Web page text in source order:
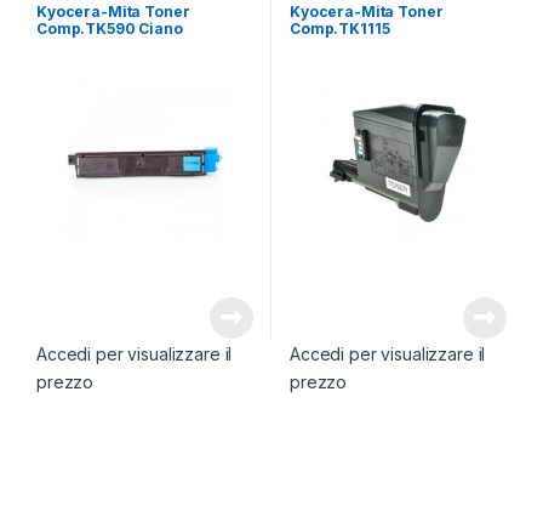
Kyocera-Mita Toner
Comp.TK590 Ciano
Accedi per visualizzare il
prezzo
Kyocera-Mita Toner
Comp.TK1115
Accedi per visualizzare il
prezzo